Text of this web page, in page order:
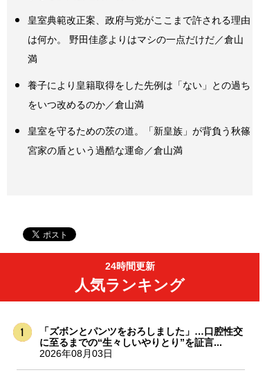
皇室典範改正案、政府与党がここまで許される理由
は何か。 野田佳彦よりはマシの一点だけだ／倉山
満
養子により皇籍取得をした先例は「ない」との過ち
をいつ改めるのか／倉山満
皇室を守るための茨の道。「新皇族」が背負う秋篠
宮家の盾という過酷な運命／倉山満
24時間更新
人気ランキング
「ズボンとパンツをおろしました」…口腔性交
に至るまでの“生々しいやりとり”を証言...
2026年08月03日